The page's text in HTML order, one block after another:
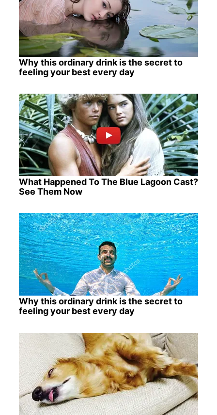
Why this ordinary drink is the secret to
feeling your best every day
What Happened To The Blue Lagoon Cast?
See Them Now
Why this ordinary drink is the secret to
feeling your best every day